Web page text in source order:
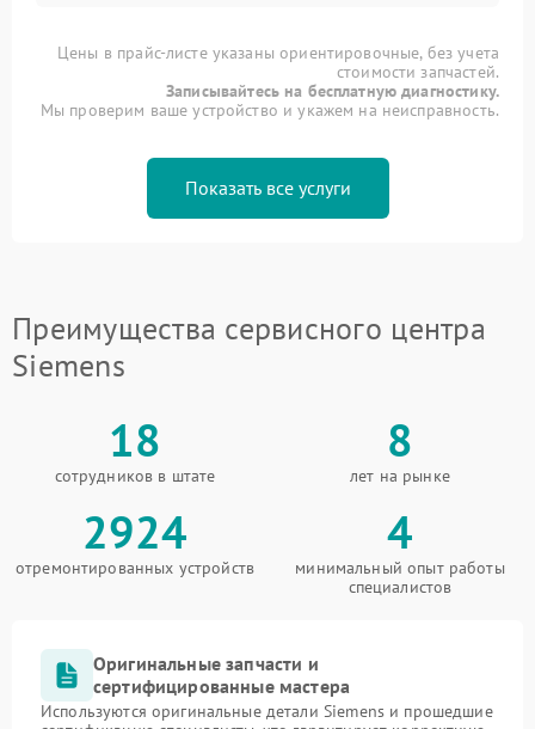
Цены в прайс-листе указаны ориентировочные, без учета
стоимости запчастей.
Записывайтесь на бесплатную диагностику.
Мы проверим ваше устройство и укажем на неисправность.
Показать все услуги
Преимущества сервисного центра
Siemens
18
сотрудников в штате
8
лет на рынке
2924
отремонтированных устройств
4
минимальный опыт работы
специалистов
Оригинальные запчасти и
сертифицированные мастера
Используются оригинальные детали Siemens и прошедшие